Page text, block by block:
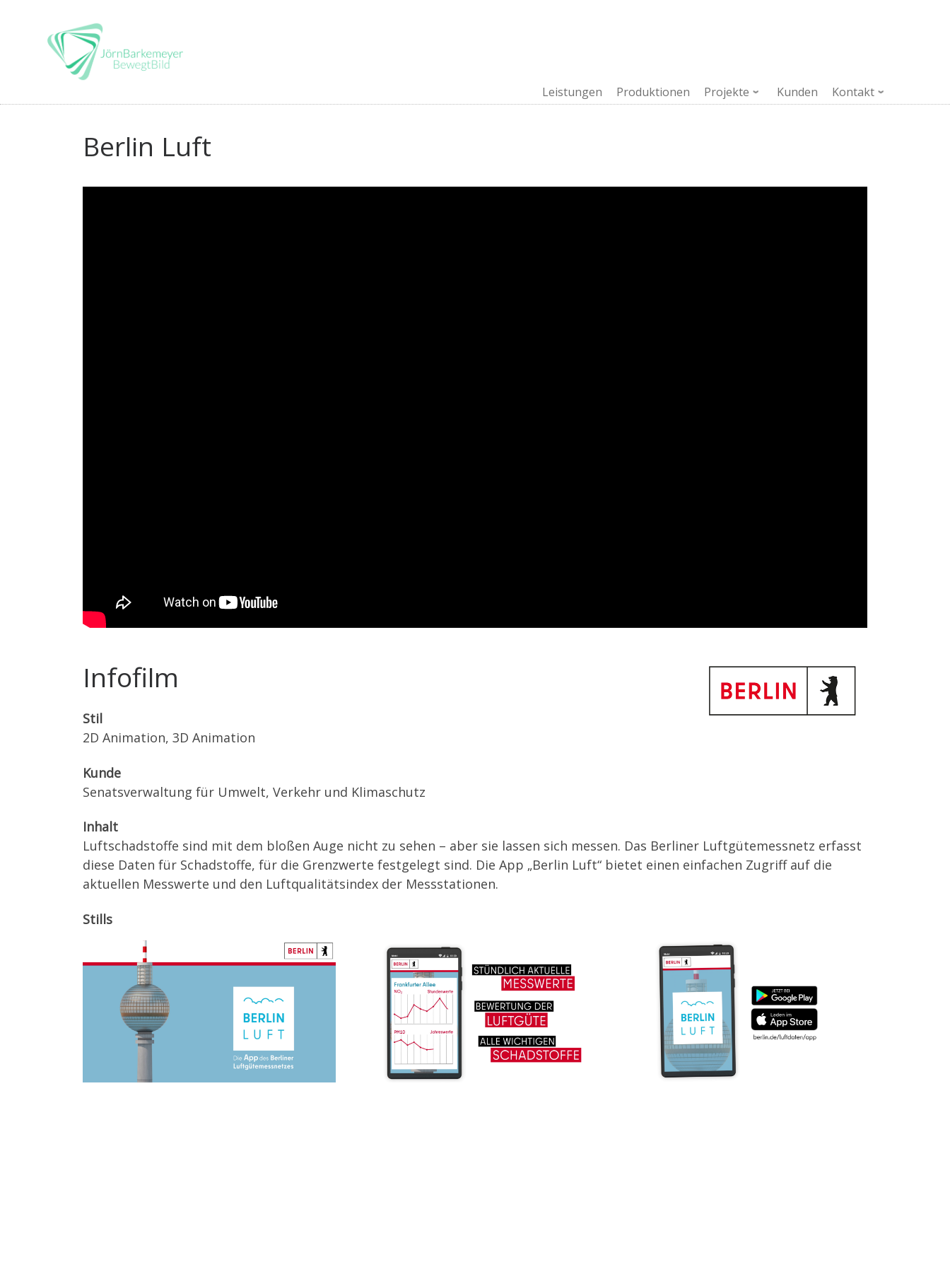
Leistungen Produktionen Projekte Kunden Kontakt
Berlin Luft
Infofilm
Stil
2D Animation, 3D Animation
Kunde
Senatsverwaltung für Umwelt, Verkehr und Klimaschutz
Inhalt
Luftschadstoffe sind mit dem bloßen Auge nicht zu sehen – aber sie lassen sich messen. Das Berliner Luftgütemessnetz erfasst
diese Daten für Schadstoffe, für die Grenzwerte festgelegt sind. Die App „Berlin Luft“ bietet einen einfachen Zugriff auf die
aktuellen Messwerte und den Luftqualitätsindex der Messstationen.
Stills